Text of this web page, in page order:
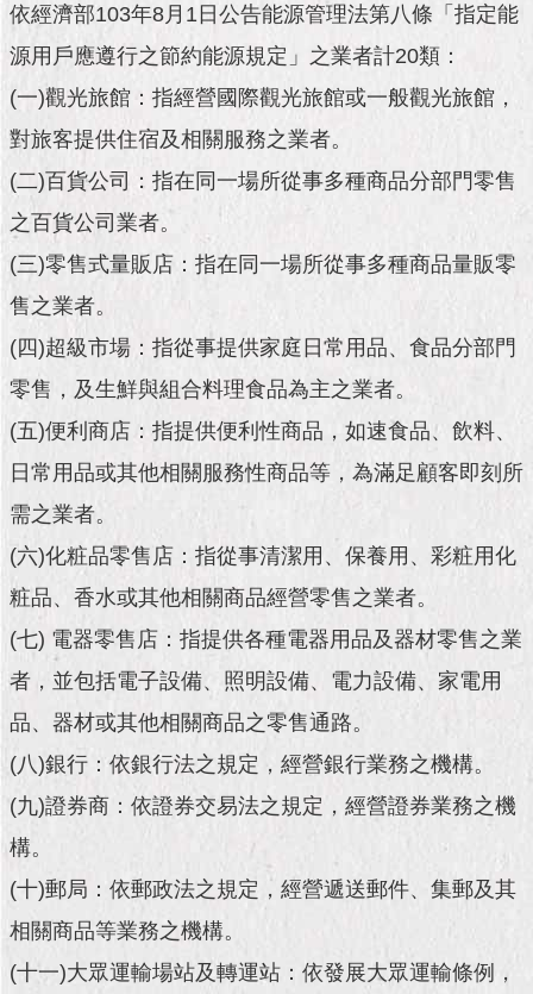
團
隊
市
公
告
施
政
景
及
成
果
市
政
料
館
發
現
北
動
主
題
館
與
民
互
動
依經濟部103年8月1日公告能源管理法第八條「指定能
源用戶應遵行之節約能源規定」之業者計20類：
(一)觀光旅館：指經營國際觀光旅館或一般觀光旅館，
對旅客提供住宿及相關服務之業者。
(二)百貨公司：指在同一場所從事多種商品分部門零售
之百貨公司業者。
(三)零售式量販店：指在同一場所從事多種商品量販零
售之業者。
(四)超級市場：指從事提供家庭日常用品、食品分部門
零售，及生鮮與組合料理食品為主之業者。
(五)便利商店：指提供便利性商品，如速食品、飲料、
日常用品或其他相關服務性商品等，為滿足顧客即刻所
需之業者。
(六)化粧品零售店：指從事清潔用、保養用、彩粧用化
粧品、香水或其他相關商品經營零售之業者。
(七) 電器零售店：指提供各種電器用品及器材零售之業
者，並包括電子設備、照明設備、電力設備、家電用
品、器材或其他相關商品之零售通路。
(八)銀行：依銀行法之規定，經營銀行業務之機構。
(九)證券商：依證券交易法之規定，經營證券業務之機
構。
(十)郵局：依郵政法之規定，經營遞送郵件、集郵及其
相關商品等業務之機構。
(十一)大眾運輸場站及轉運站：依發展大眾運輸條例，